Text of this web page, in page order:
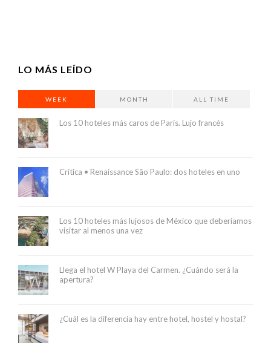
LO MÁS LEÍDO
WEEK MONTH ALL TIME
Los 10 hoteles más caros de París. Lujo francés
Crítica • Renaissance São Paulo: dos hoteles en uno
Los 10 hoteles más lujosos de México que deberíamos
visitar al menos una vez
Llega el hotel W Playa del Carmen. ¿Cuándo será la
apertura?
¿Cuál es la diferencia hay entre hotel, hostel y hostal?